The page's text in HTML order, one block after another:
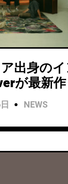
出身の
が最新
月にリリ
NEWS